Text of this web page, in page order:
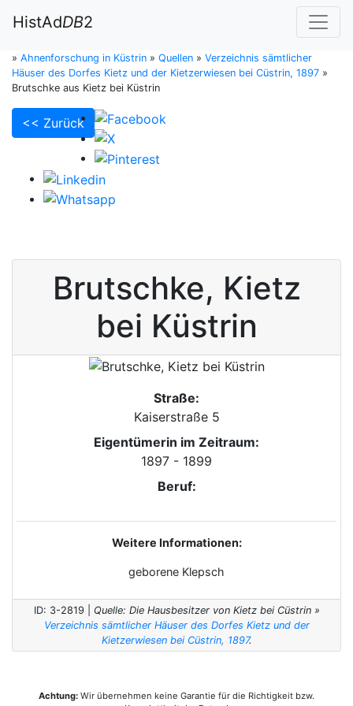
HistAdDB2
» Ahnenforschung in Küstrin » Quellen » Verzeichnis sämtlicher
Häuser des Dorfes Kietz und der Kietzerwiesen bei Cüstrin, 1897 »
Brutschke aus Kietz bei Küstrin
<< Zurück
Brutschke, Kietz
bei Küstrin
Straße:
Kaiserstraße 5
Eigentümerin im Zeitraum:
1897 - 1899
Beruf:
Weitere Informationen:
geborene Klepsch
ID: 3-2819 | Quelle: Die Hausbesitzer von Kietz bei Cüstrin »
Verzeichnis sämtlicher Häuser des Dorfes Kietz und der
Kietzerwiesen bei Cüstrin, 1897.
Achtung: Wir übernehmen keine Garantie für die Richtigkeit bzw.